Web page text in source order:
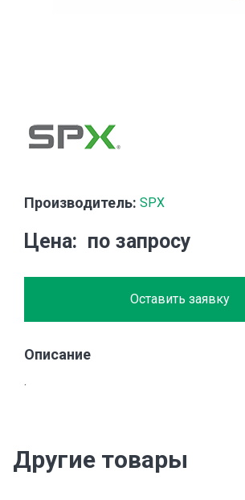
Производитель: SPX
Цена по запросу
Оставить заявку
Описание
.
Другие товары